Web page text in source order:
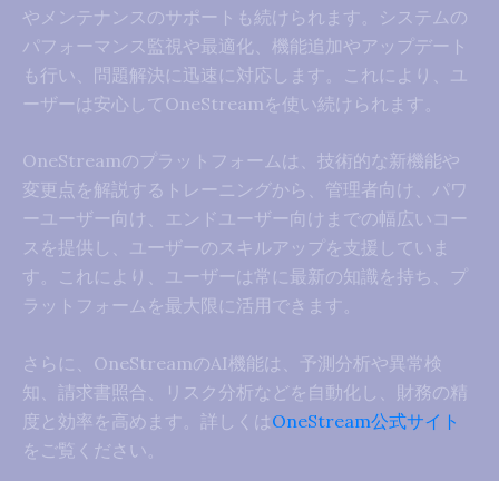
やメンテナンスのサポートも続けられます。システムの
パフォーマンス監視や最適化、機能追加やアップデート
も行い、問題解決に迅速に対応します。これにより、ユ
ーザーは安心してOneStreamを使い続けられます。
OneStreamのプラットフォームは、技術的な新機能や
変更点を解説するトレーニングから、管理者向け、パワ
ーユーザー向け、エンドユーザー向けまでの幅広いコー
スを提供し、ユーザーのスキルアップを支援していま
す。これにより、ユーザーは常に最新の知識を持ち、プ
ラットフォームを最大限に活用できます。
さらに、OneStreamのAI機能は、予測分析や異常検
知、請求書照合、リスク分析などを自動化し、財務の精
度と効率を高めます。詳しくはOneStream公式サイト
をご覧ください。